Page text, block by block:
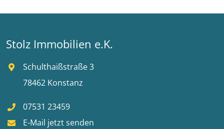
Stolz Immobilien e.K.
Schulthaißstraße 3
78462 Konstanz
07531 23459
E-Mail jetzt senden